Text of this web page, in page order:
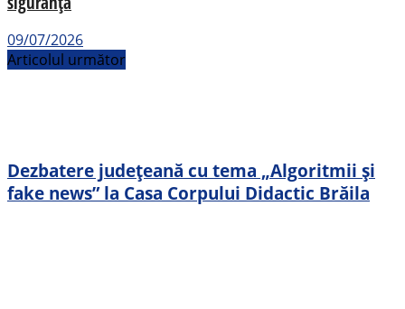
09/07/2026
Articolul următor
Dezbatere județeană cu tema „Algoritmii și
fake news” la Casa Corpului Didactic Brăila